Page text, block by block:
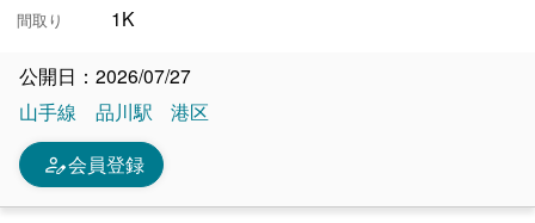
間取り 1K
公開日：2026/07/27
山手線
品川駅 港区
person_edit会員登録